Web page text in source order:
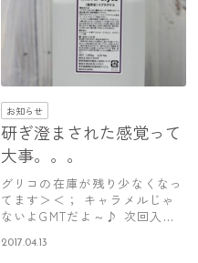
お知らせ
研ぎ澄まされた感覚って
大事。。。
グリコの在庫が残り少なくなっ
てます＞＜； キャラメルじゃ
ないよGMTだよ～♪ 次回入荷
2017.04.13